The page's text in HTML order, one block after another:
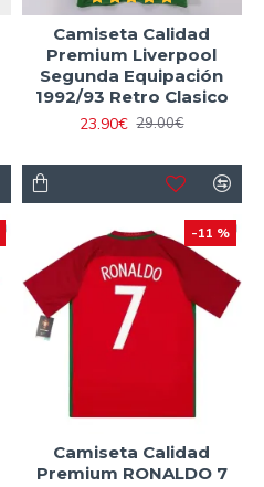
Camiseta Calidad
Premium Liverpool
Segunda Equipación
1992/93 Retro Clasico
23.90€ 29.00€
-11 %
Camiseta Calidad
Premium RONALDO 7